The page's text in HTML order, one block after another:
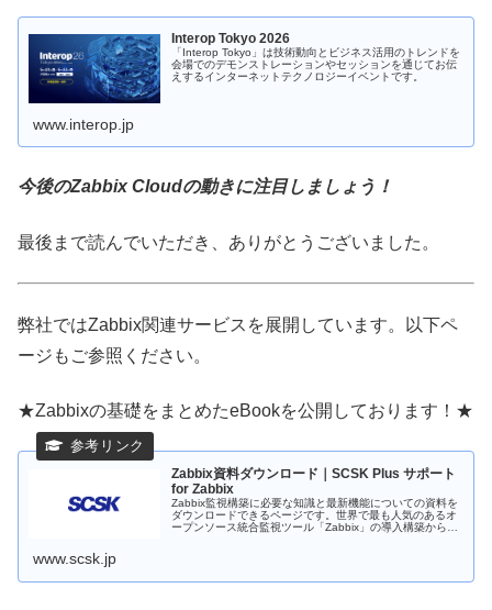
Interop Tokyo 2026
「Interop Tokyo」は技術動向とビジネス活用のトレンドを
会場でのデモンストレーションやセッションを通じてお伝
えするインターネットテクノロジーイベントです。
www.interop.jp
今後のZabbix Cloudの動きに注目しましょう！
最後まで読んでいただき、ありがとうございました。
弊社ではZabbix関連サービスを展開しています。以下ペ
ージもご参照ください。
★Zabbixの基礎をまとめたeBookを公開しております！★
Zabbix資料ダウンロード｜SCSK Plus サポート
for Zabbix
Zabbix監視構築に必要な知識と最新機能についての資料を
ダウンロードできるページです。世界で最も人気のあるオ
ープンソース統合監視ツール「Zabbix」の導入構築から運
www.scsk.jp